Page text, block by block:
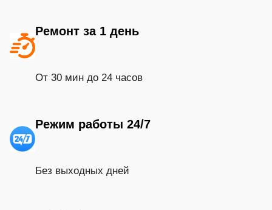
Ремонт за 1 день
От 30 мин до 24 часов
Режим работы 24/7
Без выходных дней